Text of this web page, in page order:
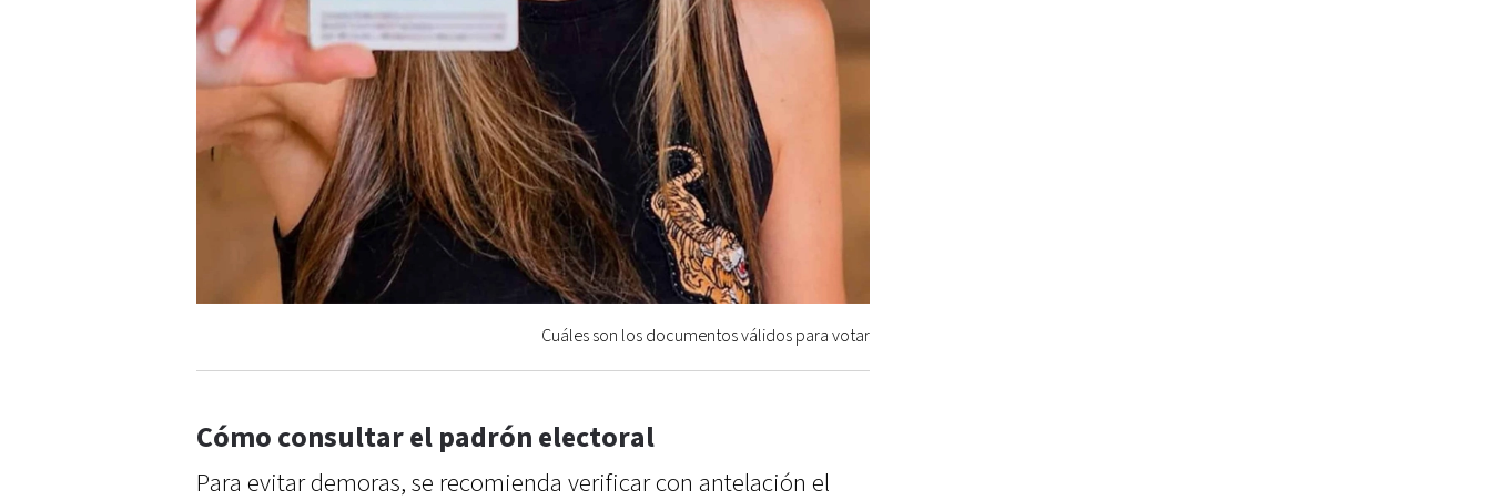
Cuáles son los documentos válidos para votar
Cómo consultar el padrón electoral
Para evitar demoras, se recomienda verificar con antelación el